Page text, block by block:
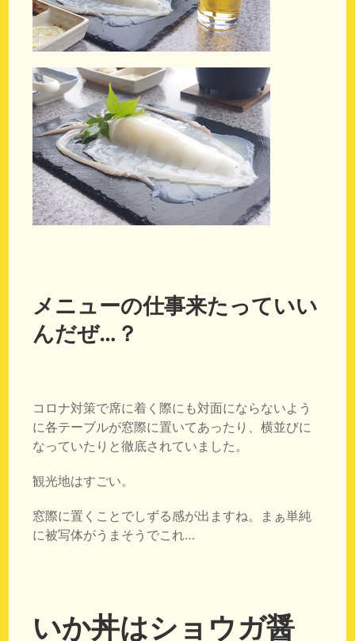
メニューの仕事来たっていい
んだぜ…？
コロナ対策で席に着く際にも対面にならないよう
に各テーブルが窓際に置いてあったり、横並びに
なっていたりと徹底されていました。
観光地はすごい。
窓際に置くことでしずる感が出ますね。まぁ単純
に被写体がうまそうでこれ…
いか丼はショウガ醤